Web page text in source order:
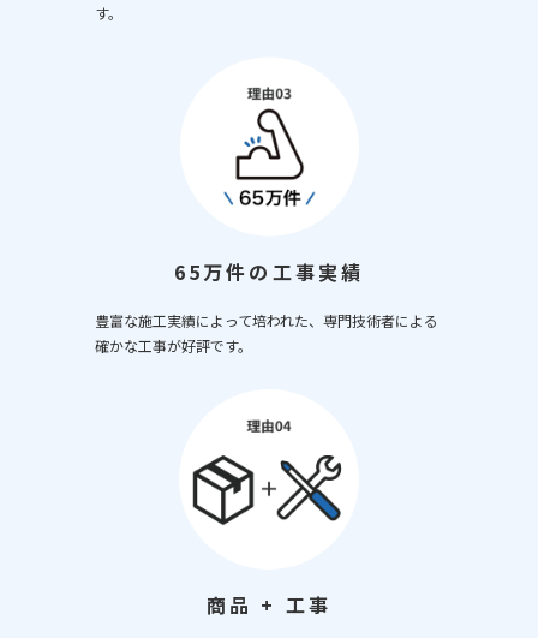
す。
65万件の工事実績
豊富な施工実績によって培われた、専門技術者による
確かな工事が好評です。
商品 + 工事